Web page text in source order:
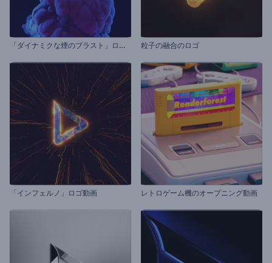
「
ダイナミクな煙のブラスト」ロゴ動画 粒子の融合のロゴ
「インフェルノ」ロゴ動画 レトロゲーム機のオープニング動画